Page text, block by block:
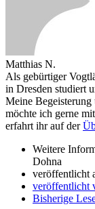
Matthias N.
Als gebürtiger
in Dresden studiert
Meine Begeisterung
möchte ich gerne
erfahrt ihr auf der
Weitere
Dohna
veröffentlicht
veröffentlicht
Bisherige